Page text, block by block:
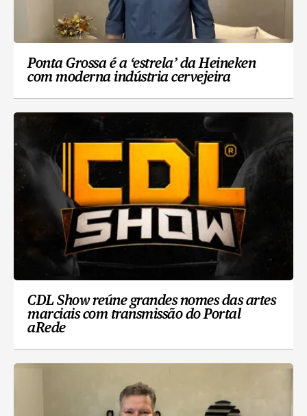
Ponta Grossa é a ‘estrela’ da Heineken
com moderna indústria cervejeira
CDL Show reúne grandes nomes das artes
marciais com transmissão do Portal
aRede